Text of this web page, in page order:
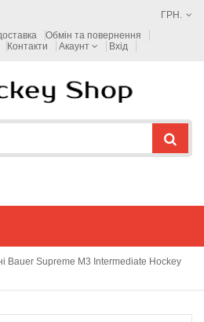
ГРН.
Обмін та повернення
Контакти Акаунт Вхід
Bauer Supreme M3 Intermediate Hockey